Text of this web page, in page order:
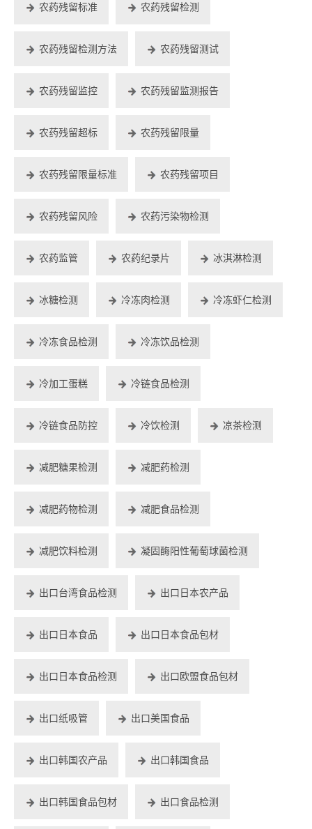
农药残留标准 农药残留检测
农药残留检测方法 农药残留测试
农药残留监控 农药残留监测报告
农药残留超标 农药残留限量
农药残留限量标准 农药残留项目
农药残留风险 农药污染物检测
农药监管 农药纪录片 冰淇淋检测
冰糖检测 冷冻肉检测 冷冻虾仁检测
冷冻食品检测 冷冻饮品检测
冷加工蛋糕 冷链食品检测
冷链食品防控 冷饮检测 凉茶检测
减肥糖果检测 减肥药检测
减肥药物检测 减肥食品检测
减肥饮料检测 凝固酶阳性葡萄球菌检测
出口台湾食品检测 出口日本农产品
出口日本食品 出口日本食品包材
出口日本食品检测 出口欧盟食品包材
出口纸吸管 出口美国食品
出口韩国农产品 出口韩国食品
出口韩国食品包材 出口食品检测